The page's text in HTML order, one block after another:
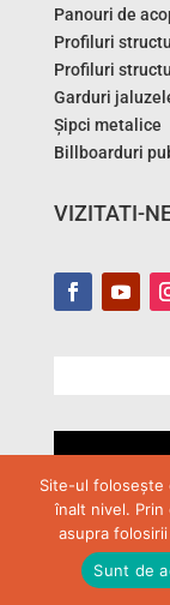
Panouri de
Profiluri
Profiluri
Garduri
Șipci metalice
Billboarduri
VIZITATI-
Site-ul folosește
înalt nivel. Prin
asupra
Sunt de